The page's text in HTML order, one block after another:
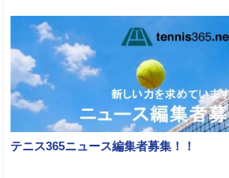
テニス365ニュース編集者募集！！